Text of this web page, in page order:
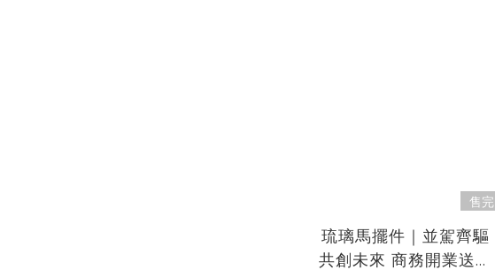
售完
琉璃馬擺件｜並駕齊驅
共創未來 商務開業送禮